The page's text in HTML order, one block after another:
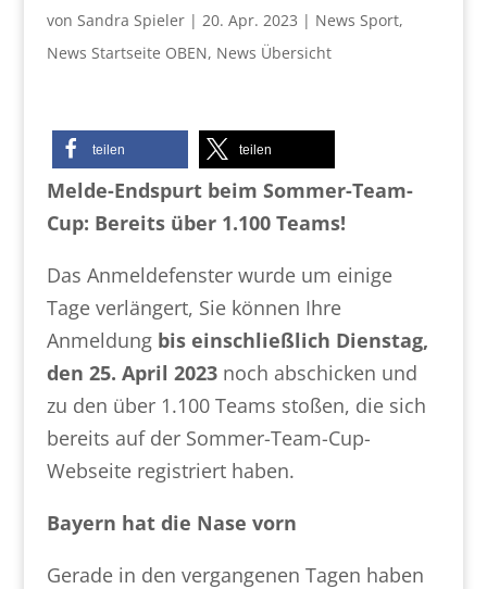
von Sandra Spieler| 20. Apr. 2023 | News Sport,
News Startseite OBEN, News Übersicht
teilen teilen
Melde-Endspurt beim Sommer-Team-
Cup: Bereits über 1.100 Teams!
Das Anmeldefenster wurde um einige
Tage verlängert, Sie können Ihre
Anmeldung bis einschließlich Dienstag,
den 25. April 2023noch abschicken und
zu den über 1.100 Teams stoßen, die sich
bereits auf der Sommer-Team-Cup-
Webseite registriert haben.
Bayern hat die Nase vorn
Gerade in den vergangenen Tagen haben